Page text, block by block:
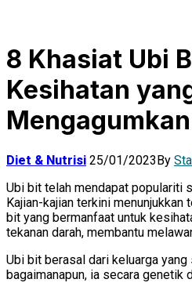
8 Khasiat Ubi
Kesihatan
Mengagumkan
Diet & Nutrisi 25/01/2023By
Ubi bit telah mendapat populariti
Kajian-kajian terkini menunjukkan
bit yang bermanfaat untuk
tekanan darah, membantu
Ubi bit berasal dari keluarga
bagaimanapun, ia secara genetik